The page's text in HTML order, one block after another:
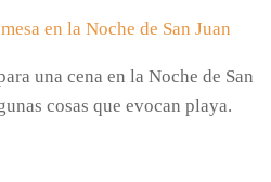
una cena en la Noche de San
cosas que evocan playa.